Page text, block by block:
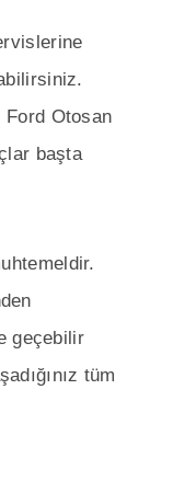
Ford Otosan
başta
geçebilir
tüm